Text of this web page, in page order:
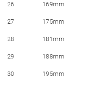
26 169mm
27 175mm
28 181mm
29 188mm
30 195mm